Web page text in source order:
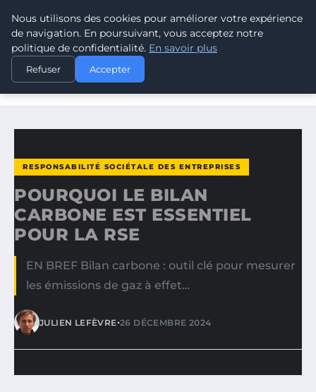
CLIMATE RESPONSE BLOG
ACCUEIL
RESPONSABILITÉ SOCIÉTALE DES ENTREPRISES
POURQUOI LE BILAN CARBONE EST ESSENTIEL POUR LA
RESPONSABILITÉ SOCIÉTALE DES ENTREPRISES
POURQUOI LE BILAN
CARBONE EST ESSENTIEL
POUR LA RSE
EN BREF Bilan carbone : outil clé pour mesurer
les émissions de gaz à effet…
JULIEN LEFÈVRE•26 DÉCEMBRE 2024
Nous utilisons des cookies pour améliorer votre expérience
de navigation. En poursuivant, vous acceptez notre
politique de confidentialité. En savoir plus
Refuser Accepter